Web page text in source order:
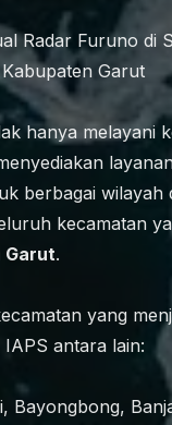
Radar Furuno di
Garut
hanya melayani
layanan
berbagai wilayah
kecamatan
Garut.
yang
antara lain:
Bayongbong,